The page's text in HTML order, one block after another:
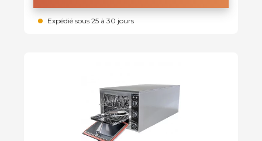
Expédié sous 25 à 30 jours